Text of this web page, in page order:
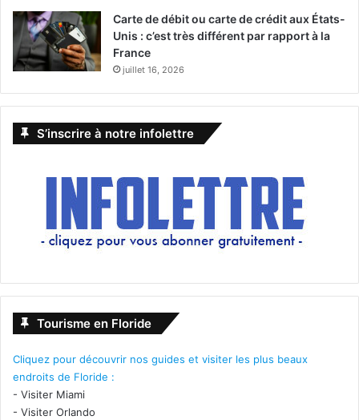
décembre avec VIP Preview le 2 décembre. Il y a aussi par
exempleRed Dot Art Fair, du 3 au 7 décembre, et
beaucoup d’autres foires.
–Cliquez pour lire nos derniers articles sur l’Art Week:
www.courrierdesameriques.com/tag/miami-art-week/
Du 15 novembre au 11 janvier, si vous passez le soir par St
Augustine, arrête-vous pourcontempler les décorations
lumineuses : c’est époustouflant !
Carte de débit ou carte de crédit aux États-
Unis : c’est très différent par rapport à la
France
juillet 16, 2026
S’inscrire à notre infolettre
Tourisme en Floride
Cliquez pour découvrir nos guides et visiter les plus beaux
endroits de Floride :
- Visiter Miami
- Visiter Orlando